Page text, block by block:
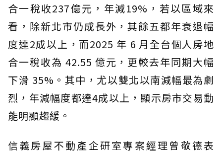
合一稅收237億元，年減19%，若以區域來
看，除新北市仍成長外，其餘五都年衰退幅
度達2成以上，而2025 年 6 月全台個人房地
合一稅收為 42.55 億元，更較去年同期大幅
下滑 35%。其中，尤以雙北以南減幅最為劇
烈，年減幅度都達4成以上，顯示房市交易動
能明顯趨緩。
信義房屋不動產企研室專案經理曾敬德表